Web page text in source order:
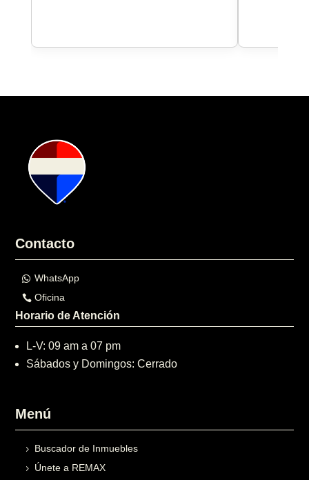
Contacto
WhatsApp
Oficina
Horario de Atención
L-V: 09 am a 07 pm
Sábados y Domingos: Cerrado
Menú
Buscador de Inmuebles
Únete a REMAX